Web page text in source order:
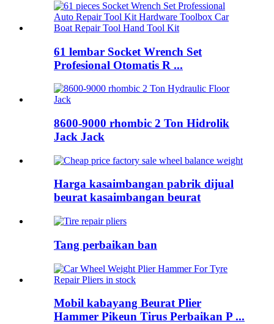
61 lembar Socket Wrench Set
Profesional Otomatis R ...
8600-9000 rhombic 2 Ton Hidrolik
Jack Jack
Harga kasaimbangan pabrik dijual
beurat kasaimbangan beurat
Tang perbaikan ban
Mobil kabayang Beurat Plier
Hammer Pikeun Tirus Perbaikan P ...